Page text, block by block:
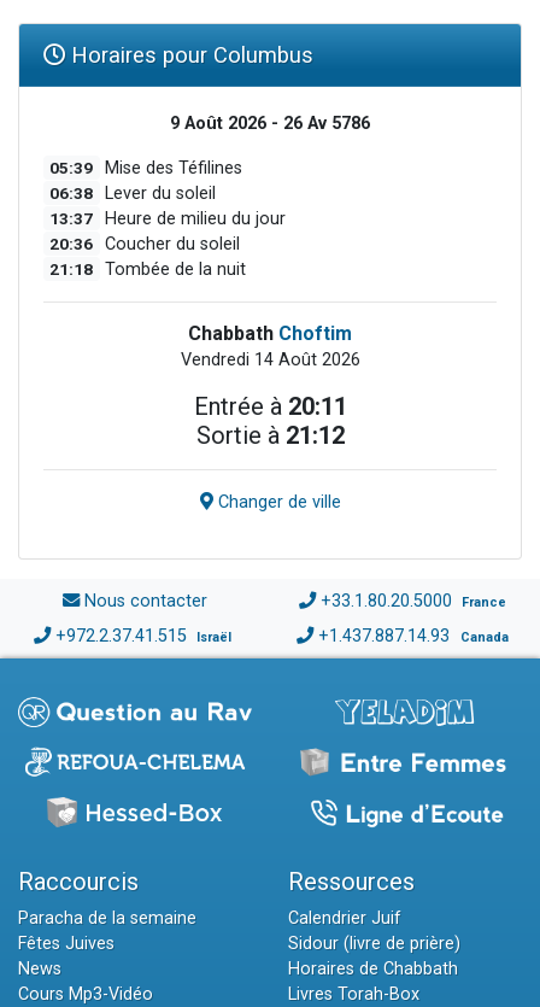
Horaires pour Columbus
9 Août 2026 - 26 Av 5786
05:39 Mise des Téfilines
06:38 Lever du soleil
13:37 Heure de milieu du jour
20:36 Coucher du soleil
21:18 Tombée de la nuit
Chabbath Choftim
Vendredi 14 Août 2026
Entrée à 20:11
Sortie à 21:12
Changer de ville
Nous contacter +33.1.80.20.5000 France
+972.2.37.41.515 Israël +1.437.887.14.93 Canada
Raccourcis
Paracha de la semaine
Fêtes Juives
News
Cours Mp3-Vidéo
Ressources
Calendrier Juif
Sidour (livre de prière)
Horaires de Chabbath
Livres Torah-Box